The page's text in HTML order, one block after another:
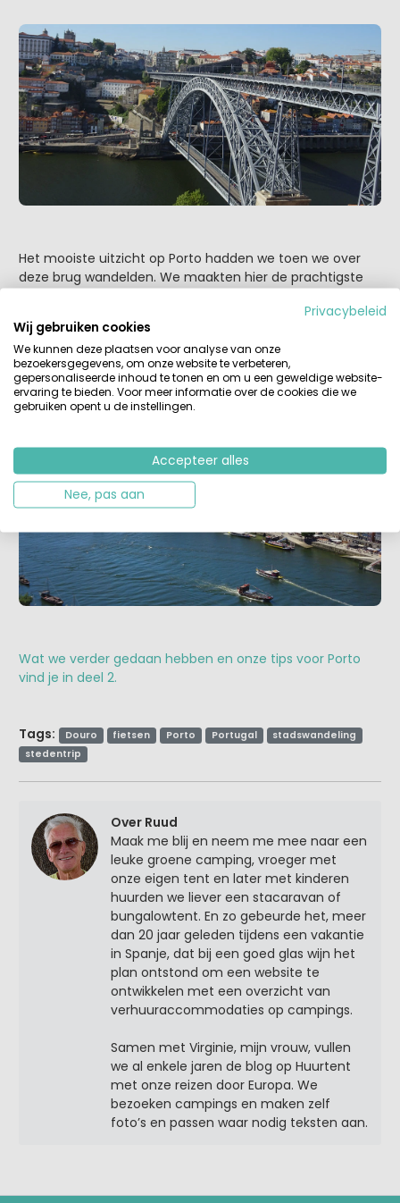
Het mooiste uitzicht op Porto hadden we toen we over
deze brug wandelden. We maakten hier de prachtigste
op z’n best, en alle porthuizen aan de overkant
lagen aan onze voeten. Je kunt je zo ook voorstellen hoe
het er eerdaags was met alle schepen die de wijn- en
port in vaten vanuit het binnenland naar de haven van
Porto vervoerden.
Wat we verder gedaan hebben en onze tips voor Porto
vind je in deel 2.
Tags: Douro fietsen Porto Portugal
stadswandeling
stedentrip
Over Ruud
Maak me blij en neem me mee naar een
leuke groene camping, vroeger met
onze eigen tent en later met kinderen
huurden we liever een stacaravan of
bungalowtent. En zo gebeurde het, meer
dan 20 jaar geleden tijdens een vakantie
in Spanje, dat bij een goed glas wijn het
plan ontstond om een website te
ontwikkelen met een overzicht van
verhuuraccommodaties op campings.
Samen met Virginie, mijn vrouw, vullen
we al enkele jaren de blog op Huurtent
met onze reizen door Europa. We
bezoeken campings en maken zelf
foto’s en passen waar nodig teksten aan.
Privacybeleid
Wij gebruiken cookies
We kunnen deze plaatsen voor analyse van onze
bezoekersgegevens, om onze website te verbeteren,
gepersonaliseerde inhoud te tonen en om u een geweldige website-
ervaring te bieden. Voor meer informatie over de cookies die we
gebruiken opent u de instellingen.
Accepteer alles
Nee, pas aan